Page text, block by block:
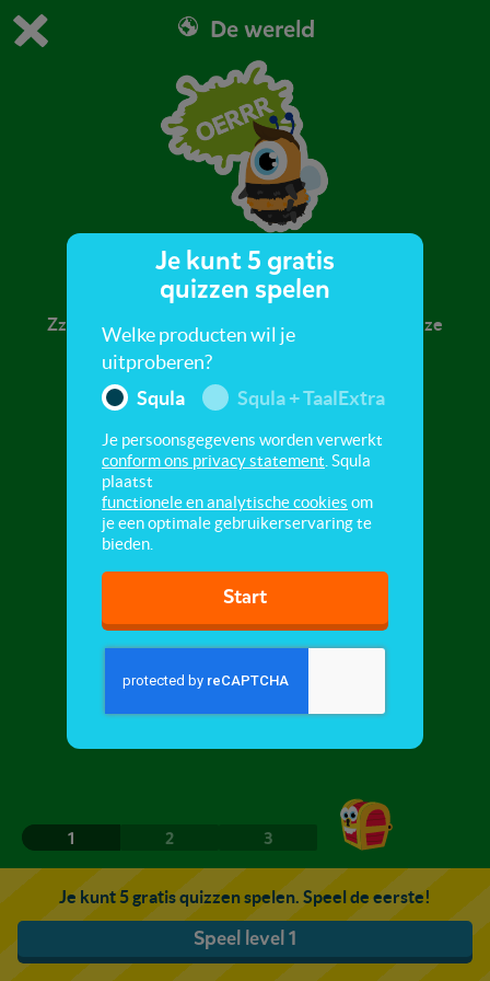
Dit is de gratis demo van Squla.
Bestel nu
0 1
De wereld
De bij
Zzz....kijk daar vliegt een honingbij! Ontdek in deze
quiz hoe bijen leven.
1 2 3
Je kunt 5 gratis quizzen spelen. Speel de eerste!
Speel level 1
Je kunt 5 gratis
quizzen spelen
Welke producten wil je
uitproberen?
Squla
Squla + TaalExtra
Je persoonsgegevens worden verwerkt
conform ons privacy statement . Squla
plaatst
functionele en analytische cookies om
je een optimale gebruikerservaring te
bieden.
Start